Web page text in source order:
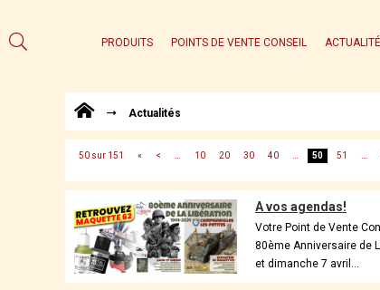
PRODUITS POINTS DE VENTE CONSEIL
Actualités
50 sur 151 « < 10 20 30 40 50 51
A vos agendas!
Votre Point de Vente
80ème Anniversaire de
et dimanche 7 avril...